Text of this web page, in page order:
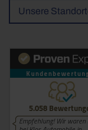
Unsere